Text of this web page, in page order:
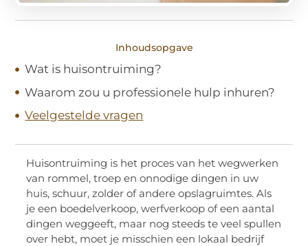
Inhoudsopgave
Wat is huisontruiming?
Waarom zou u professionele hulp inhuren?
Veelgestelde vragen
Huisontruiming is het proces van het wegwerken
van rommel, troep en onnodige dingen in uw
huis, schuur, zolder of andere opslagruimtes. Als
je een boedelverkoop, werfverkoop of een aantal
dingen weggeeft, maar nog steeds te veel spullen
over hebt, moet je misschien een lokaal bedrijf